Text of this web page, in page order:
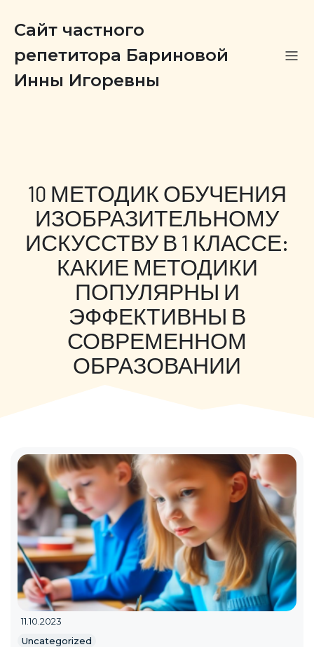
Сайт частного
репетитора Бариновой
Инны Игоревны
10 МЕТОДИК ОБУЧЕНИЯ
ИЗОБРАЗИТЕЛЬНОМУ
ИСКУССТВУ В 1 КЛАССЕ:
КАКИЕ МЕТОДИКИ
ПОПУЛЯРНЫ И
ЭФФЕКТИВНЫ В
СОВРЕМЕННОМ
ОБРАЗОВАНИИ
11.10.2023
Uncategorized